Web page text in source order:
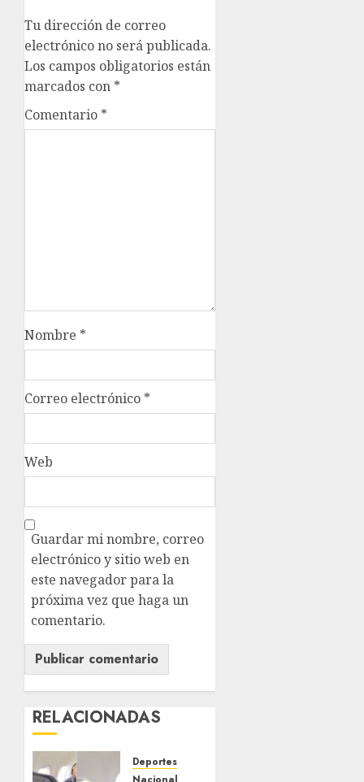
Tu dirección de correo
electrónico no será publicada.
Los campos obligatorios están
marcados con *
Comentario *
Nombre *
Correo electrónico *
Web
Guardar mi nombre, correo
electrónico y sitio web en
este navegador para la
próxima vez que haga un
comentario.
RELACIONADAS
Deportes